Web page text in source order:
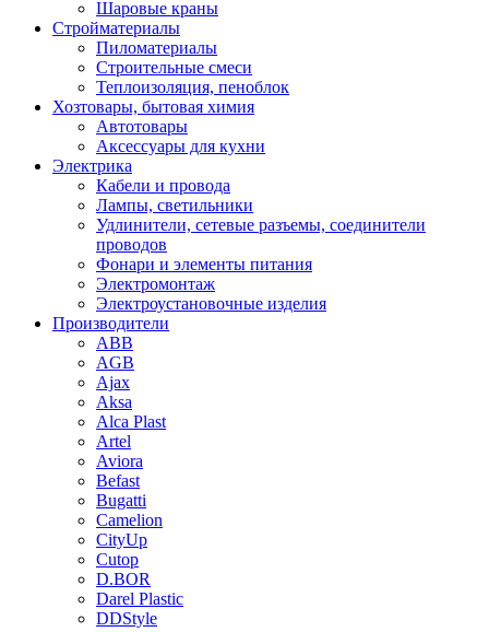
Шаровые краны
Стройматериалы
Пиломатериалы
Строительные смеси
Теплоизоляция, пеноблок
Хозтовары, бытовая химия
Автотовары
Аксессуары для кухни
Электрика
Кабели и провода
Лампы, светильники
Удлинители, сетевые разъемы, соединители
проводов
Фонари и элементы питания
Электромонтаж
Электроустановочные изделия
Производители
ABB
AGB
Ajax
Aksa
Alca Plast
Artel
Aviora
Befast
Bugatti
Camelion
CityUp
Cutop
D.BOR
Darel Plastic
DDStyle